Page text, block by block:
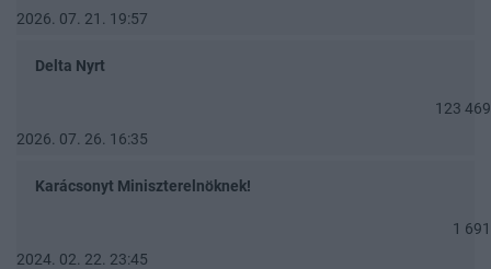
2026. 07. 21. 19:57
Delta Nyrt
123 469
2026. 07. 26. 16:35
Karácsonyt Miniszterelnöknek!
1 691
2024. 02. 22. 23:45